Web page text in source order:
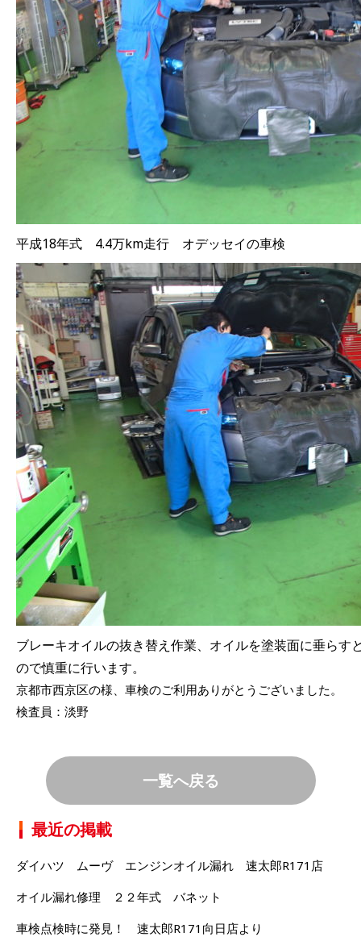
平成18年式 4.4万km走行 オデッセイの車検
ブレーキオイルの抜き替え作業、オイルを塗装面に垂らす
ので慎重に行います。
京都市西京区の様、車検のご利用ありがとうございました。
検査員：淡野
一覧へ戻る
最近の掲載
ダイハツ ムーヴ エンジンオイル漏れ 速太郎R171店
オイル漏れ修理 ２２年式 バネット
車検点検時に発見！ 速太郎R171向日店より